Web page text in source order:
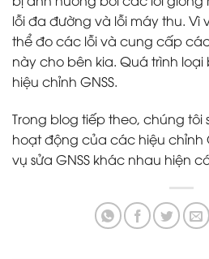
lỗi đa đường và lỗi máy thu. Vì
thể đo các lỗi và cung cấp
này cho bên kia. Quá trình
hiệu chỉnh GNSS.
Trong blog tiếp theo, chúng
hoạt động của các hiệu chỉnh
vụ sửa GNSS khác nhau hiện